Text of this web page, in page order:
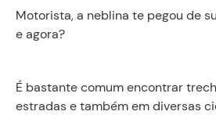
Motorista, a neblina te pegou de
e agora?
É bastante comum encontrar
estradas e também em diversas